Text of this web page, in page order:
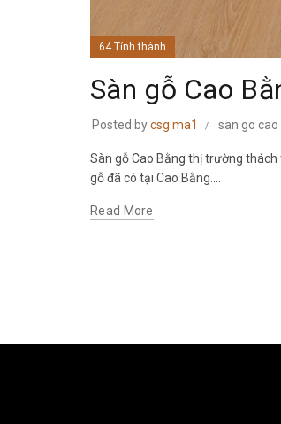
64 Tỉnh thành
Sàn gỗ Cao
Posted bycsg ma1 san go cao
Sàn gỗ Cao Bằng thị trường
gỗ đã có tại Cao Bằng....
Read More